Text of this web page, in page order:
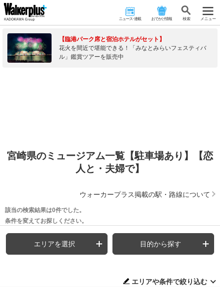
ニュース･連載 おでかけ情報 検 索 メニュー
【臨港パーク席と宿泊ホテルがセット】
花火を間近で堪能できる！「みなとみらいフェスティバ
ル」鑑賞ツアーを販売中
宮崎県のミュージアム一覧【駐車場あり】【恋
人と・夫婦で】
ウォーカープラス掲載の駅・路線について
該当の検索結果は0件でした。
条件を変えてお探しください。
エリアを選択 目的から探す
エリアや条件で絞り込む